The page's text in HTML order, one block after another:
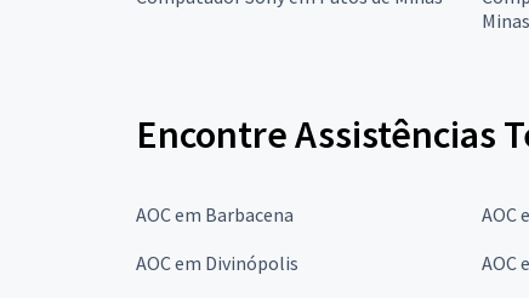
Minas
Encontre Assistências
AOC em Barbacena AOC
AOC em Divinópolis
AOC